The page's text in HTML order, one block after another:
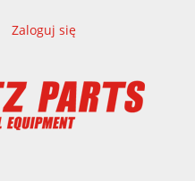
Zaloguj się